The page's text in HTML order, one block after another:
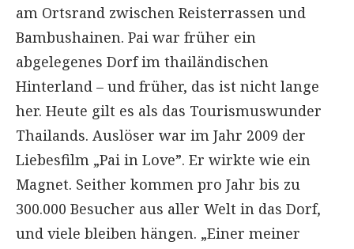
am Ortsrand zwischen Reisterrassen und
Bambushainen. Pai war früher ein
abgelegenes Dorf im thailändischen
Hinterland – und früher, das ist nicht lange
her. Heute gilt es als das Tourismuswunder
Thailands. Auslöser war im Jahr 2009 der
Liebesfilm „Pai in Love”. Er wirkte wie ein
Magnet. Seither kommen pro Jahr bis zu
300.000 Besucher aus aller Welt in das Dorf,
und viele bleiben hängen. „Einer meiner